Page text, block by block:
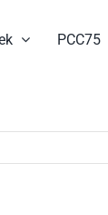
PCC75